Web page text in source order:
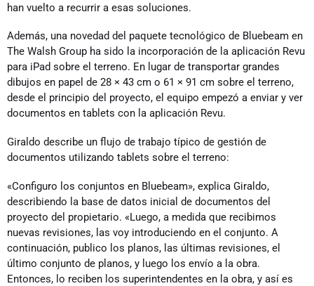
han vuelto a recurrir a esas soluciones.
Además, una novedad del paquete tecnológico de Bluebeam en
The Walsh Group ha sido la incorporación de la aplicación Revu
para iPad sobre el terreno. En lugar de transportar grandes
dibujos en papel de 28 × 43 cm o 61 × 91 cm sobre el terreno,
desde el principio del proyecto, el equipo empezó a enviar y ver
documentos en tablets con la aplicación Revu.
Giraldo describe un flujo de trabajo típico de gestión de
documentos utilizando tablets sobre el terreno:
«Configuro los conjuntos en Bluebeam», explica Giraldo,
describiendo la base de datos inicial de documentos del
proyecto del propietario. «Luego, a medida que recibimos
nuevas revisiones, las voy introduciendo en el conjunto. A
continuación, publico los planos, las últimas revisiones, el
último conjunto de planos, y luego los envío a la obra.
Entonces, lo reciben los superintendentes en la obra, y así es